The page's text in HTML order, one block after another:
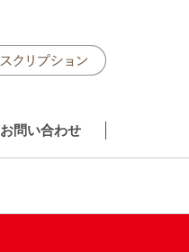
お問い合わせ